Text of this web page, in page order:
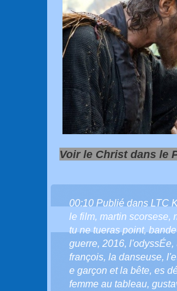
Voir le Christ dans le
00:10 Publié dans LTC
le film, martin scorsese,
tu ne tueras point,
guerre, 2016, l'odyssÉe,
françois, la danseuse,
e garçon et la bête, es
femme au tableau,